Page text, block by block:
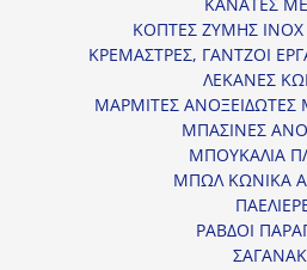
ΚΟΠΤΕΣ ΖΥΜΗΣ INOX
ΚΡΕΜΑΣΤΡΕΣ, ΓΑΝΤΖΟΙ
ΛΕΚΑΝΕΣ
ΜΑΡΜΙΤΕΣ ΑΝΟΞΕΙΔΩΤΕΣ
ΜΠΑΣΙΝΕΣ
ΜΠΟΥΚΑΛΙΑ
ΜΠΩΛ ΚΩΝΙΚΑ
ΡΑΒΔΟΙ